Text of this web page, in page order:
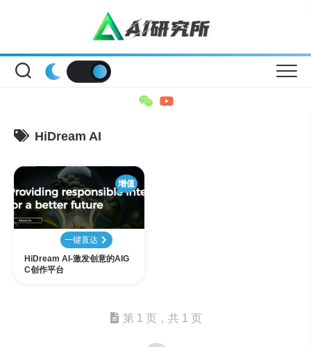
HiDream AI
增值
一键直达
HiDream AI-激发创意的AIG
C创作平台
第 1 页，共 1 页